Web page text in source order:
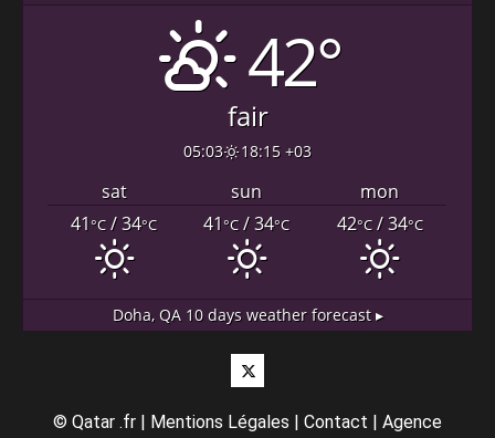
42°
fair
05:03 18:15 +03
sat sun
mon
41°C/ 34°C 41°C/ 34°C 42°C/ 34°C
Doha, QA10 days weather forecast ▸
Twitter
© Qatar .fr | Mentions Légales | Contact | Agence